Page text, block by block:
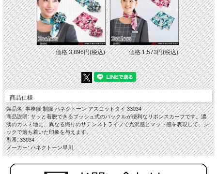
価格:3,896円(税込) 価格:1,573円(税込)
商品仕様
製品名: 事務服 制服 ハネクトーン アスコットタイ 33034
商品説明: サッと着脱できるプッシュ式のバックルが便利なリボンスカーフです。濃
淡のカスミ地に、異なる織りのサテンストライプで光沢感とマット感を表現して、シ
ックで落ち着いた印象を与えます。
型番: 33034
メーカー: ハネクトーン早川